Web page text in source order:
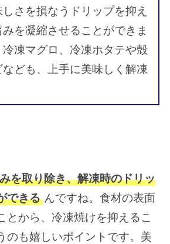
さを損なうドリップを抑え
を凝縮させることができま
凍マグロ、冷凍ホタテや殻
ども、上手に美味しく解凍
を取り除き、解凍時のドリッ
できる んですね。食材の表面
とから、冷凍焼けを抑えるこ
のも嬉しいポイントです。美